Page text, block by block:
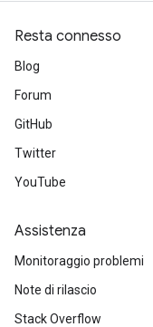
Resta connesso
Blog
Forum
GitHub
Twitter
YouTube
Assistenza
Monitoraggio problemi
Note di rilascio
Stack Overflow